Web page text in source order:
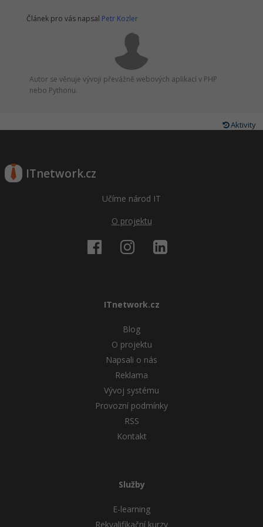
Článek pro vás napsal Petr Kozler
Autor se věnuje vývoji převážně webových aplikací v PHP
nebo Pythonu.
Aktivity
ITnetwork.cz
Učíme národ IT
O projektu
ITnetwork.cz
Blog
O projektu
Napsali o nás
Reklama
Vývoj systému
Provozní podmínky
RSS
Kontakt
Služby
E-learning
Rekvalifikační kurzy